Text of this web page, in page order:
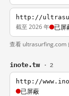
http://
截至 2026 年 已屏
查看 ultrasurfing.com
inote.tw · 2
http://
已屏蔽